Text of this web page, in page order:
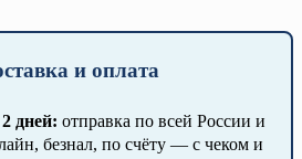
и оплата
дней: отправка по всей России и
безнал, по счёту — с чеком и